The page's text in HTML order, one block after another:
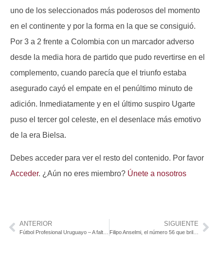
uno de los seleccionados más poderosos del momento
en el continente y por la forma en la que se consiguió.
Por 3 a 2 frente a Colombia con un marcador adverso
desde la media hora de partido que pudo revertirse en el
complemento, cuando parecía que el triunfo estaba
asegurado cayó el empate en el penúltimo minuto de
adición. Inmediatamente y en el último suspiro Ugarte
puso el tercer gol celeste, en el desenlace más emotivo
de la era Bielsa.
Debes acceder para ver el resto del contenido. Por favor
Acceder. ¿Aún no eres miembro? Únete a nosotros
ANTERIOR SIGUIENTE
Filipo Anselmi, el número 56 que brilla en el motocross argentino